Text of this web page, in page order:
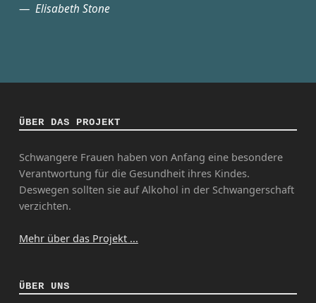
Elisabeth Stone
ÜBER DAS PROJEKT
Schwangere Frauen haben von Anfang eine besondere
Verantwortung für die Gesundheit ihres Kindes.
Deswegen sollten sie auf Alkohol in der Schwangerschaft
verzichten.
Mehr über das Projekt ...
ÜBER UNS